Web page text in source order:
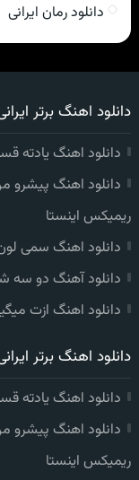
دانلود رمان ایرانی
دانلود اهنگ برتر
دانلود اهنگ یادته
دانلود اهنگ
ریمیکس اینستا
دانلود اهنگ سمی
دانلود آهنگ دو سه
دانلود اهنگ ازت
دانلود اهنگ برتر
دانلود اهنگ یادته
دانلود اهنگ
ریمیکس اینستا